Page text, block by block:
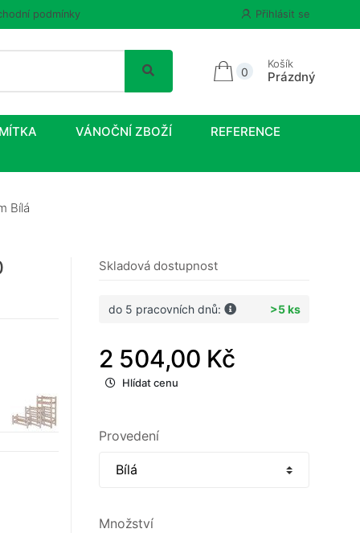
podmínky Přihlásit se
0
Košík
Prázdný
VÁNOČNÍ ZBOŽÍ
REFERENCE
Bílá
Skladová dostupnost
do 5 pracovních dnů: >5 ks
2 504,00 Kč
Hlídat cenu
Provedení
Množství